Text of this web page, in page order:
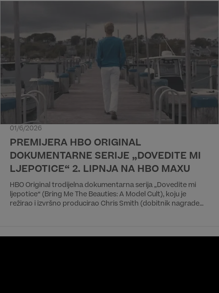
01/6/2026
PREMIJERA HBO ORIGINAL
DOKUMENTARNE SERIJE „DOVEDITE MI
LJEPOTICE“ 2. LIPNJA NA HBO MAXU
HBO Original trodijelna dokumentarna serija „Dovedite mi
ljepotice“ (Bring Me The Beauties: A Model Cult), koju je
režirao i izvršno producirao Chris Smith (dobitnik nagrade